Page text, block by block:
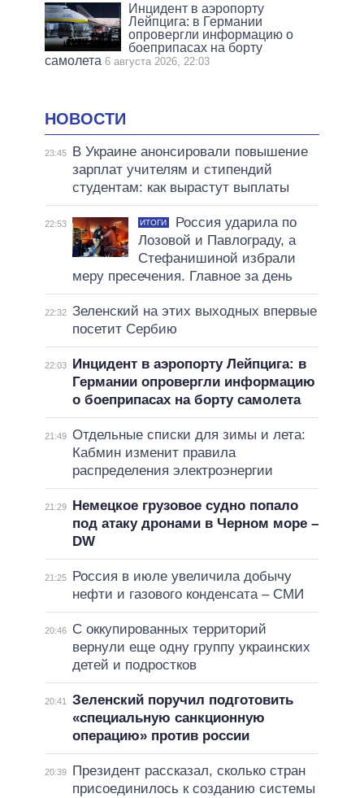
Инцидент в аэропорту
Лейпцига: в Германии
опровергли информацию о
боеприпасах на борту
самолета 6 августа 2026, 22:03
НОВОСТИ
23:45
В Украине анонсировали повышение
зарплат учителям и стипендий
студентам: как вырастут выплаты
22:53 ИТОГИ
Россия ударила по
Лозовой и Павлограду, а
Стефанишиной избрали
меру пресечения. Главное за день
22:32 Зеленский на этих выходных впервые
посетит Сербию
22:03
Инцидент в аэропорту Лейпцига: в
Германии опровергли информацию
о боеприпасах на борту самолета
21:49 Отдельные списки для зимы и лета:
Кабмин изменит правила
распределения электроэнергии
21:29
Немецкое грузовое судно попало
под атаку дронами в Черном море –
DW
21:25
Россия в июле увеличила добычу
нефти и газового конденсата – СМИ
20:46
С оккупированных территорий
вернули еще одну группу украинских
детей и подростков
20:41
Зеленский поручил подготовить
«специальную санкционную
операцию» против россии
20:39
Президент рассказал, сколько стран
присоединилось к созданию системы